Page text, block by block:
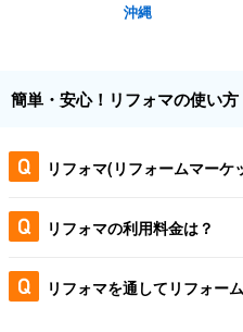
沖縄
簡単・安心！リフォマの使い方
リフォマ(リフォームマーケ
リフォマの利用料金は？
リフォマを通してリフォー